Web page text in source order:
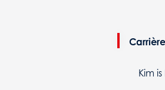
Kim